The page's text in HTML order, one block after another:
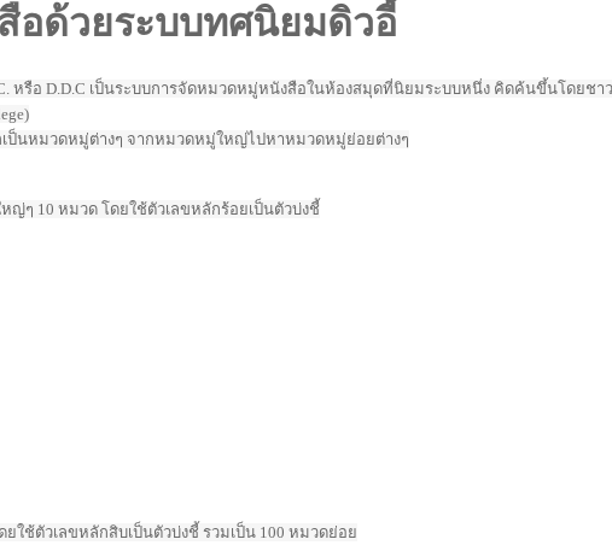
ด้วยระบบทศนิยมดิวอี้
หรือ D.D.C เป็นระบบการจัดหมวดหมู่หนังสือในห้องสมุดที่นิยมระบบหนึ่ง คิดค้นขึ้นโดยช
นหมวดหมู่ต่างๆ จากหมวดหมู่ใหญ่ไปหาหมวดหมู่ย่อยต่างๆ
ๆ 10 หมวด โดยใช้ตัวเลขหลักร้อยเป็นตัวบ่งชี้
ช้ตัวเลขหลักสิบเป็นตัวบ่งชี้ รวมเป็น 100 หมวดย่อย